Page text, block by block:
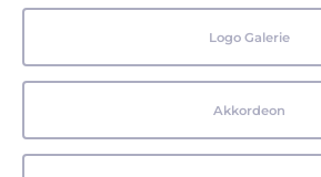
Logo Galerie
Akkordeon